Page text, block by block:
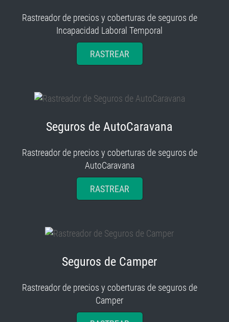
Rastreador de precios y coberturas de seguros de
Incapacidad Laboral Temporal
RASTREAR
Seguros de AutoCaravana
Rastreador de precios y coberturas de seguros de
AutoCaravana
RASTREAR
Seguros de Camper
Rastreador de precios y coberturas de seguros de
Camper